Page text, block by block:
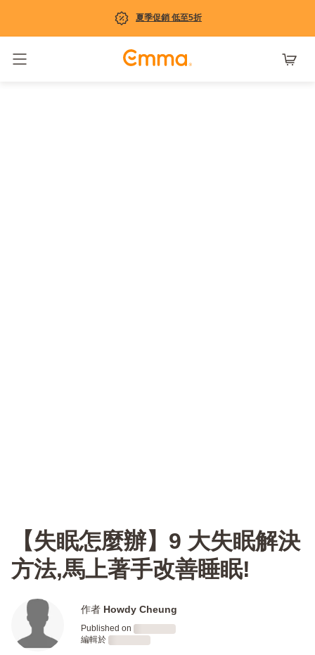
夏季促銷 低至5折
【失眠怎麼辦】9 大失眠解決
方法,馬上著手改善睡眠!
作者 Howdy Cheung
Published on
編輯於